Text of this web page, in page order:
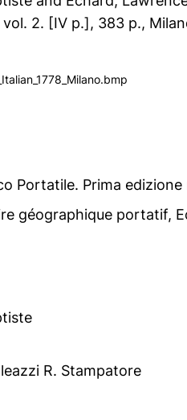
2. [IV p.], 383 p.,
Portatile. Prima edizione
géographique portatif,
R. Stampatore